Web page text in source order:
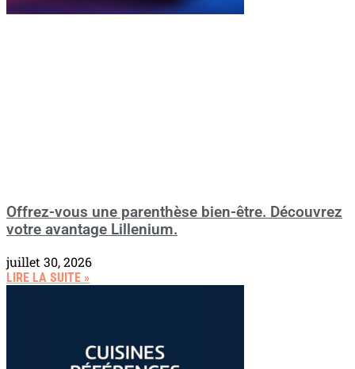
Offrez-vous une parenthèse bien-être. Découvrez
votre avantage Lillenium.
juillet 30, 2026
LIRE LA SUITE »